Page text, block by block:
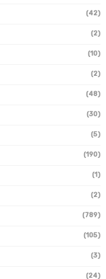
(42)
(2)
(10)
(2)
(48)
(30)
(5)
(190)
(1)
(2)
(789)
(105)
(3)
(24)